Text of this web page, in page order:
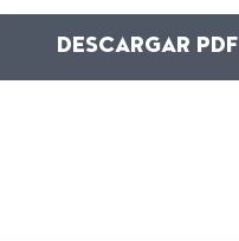
DESCARGAR PDF